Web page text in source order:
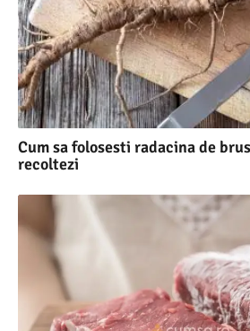
Cum sa folosesti radacina de
recoltezi